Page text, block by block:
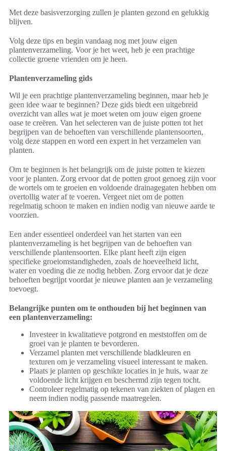
Met deze basisverzorging zullen je planten gezond en gelukkig
blijven.
Volg deze tips en begin vandaag nog met jouw eigen
plantenverzameling. Voor je het weet, heb je een prachtige
collectie groene vrienden om je heen.
Plantenverzameling gids
Wil je een prachtige plantenverzameling beginnen, maar heb je
geen idee waar te beginnen? Deze gids biedt een uitgebreid
overzicht van alles wat je moet weten om jouw eigen groene
oase te creëren. Van het selecteren van de juiste potten tot het
begrijpen van de behoeften van verschillende plantensoorten,
volg deze stappen en word een expert in het verzamelen van
planten.
Om te beginnen is het belangrijk om de juiste potten te kiezen
voor je planten. Zorg ervoor dat de potten groot genoeg zijn voor
de wortels om te groeien en voldoende drainagegaten hebben om
overtollig water af te voeren. Vergeet niet om de potten
regelmatig schoon te maken en indien nodig van nieuwe aarde te
voorzien.
Een ander essentieel onderdeel van het starten van een
plantenverzameling is het begrijpen van de behoeften van
verschillende plantensoorten. Elke plant heeft zijn eigen
specifieke groeiomstandigheden, zoals de hoeveelheid licht,
water en voeding die ze nodig hebben. Zorg ervoor dat je deze
behoeften begrijpt voordat je nieuwe planten aan je verzameling
toevoegt.
Belangrijke punten om te onthouden bij het beginnen van
een plantenverzameling:
Investeer in kwalitatieve potgrond en meststoffen om de
groei van je planten te bevorderen.
Verzamel planten met verschillende bladkleuren en
texturen om je verzameling visueel interessant te maken.
Plaats je planten op geschikte locaties in je huis, waar ze
voldoende licht krijgen en beschermd zijn tegen tocht.
Controleer regelmatig op tekenen van ziekten of plagen en
neem indien nodig passende maatregelen.